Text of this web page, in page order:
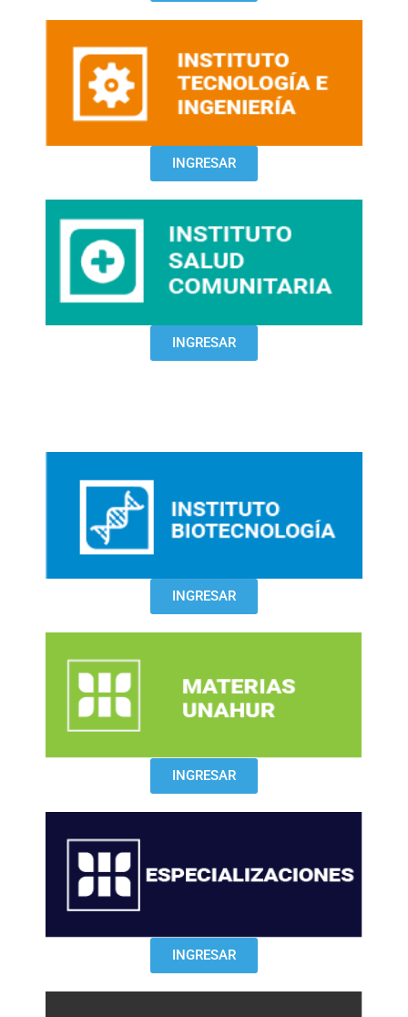
INGRESAR
INGRESAR
INGRESAR
INGRESAR
INGRESAR